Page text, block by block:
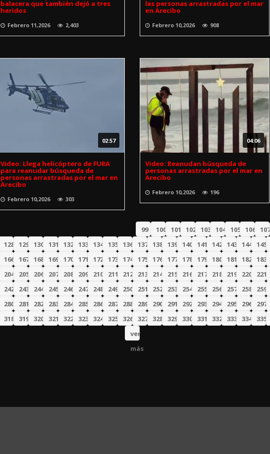
balacera que también dejó a tres
heridos
Febrero 11,2026 2,403
las personas arrastradas por el mar
en Arecibo
Febrero 10,2026 908
02:57
Video: Llega helicóptero de FURA
para reanudar búsqueda de
personas arrastradas por el mar en
Arecibo
Febrero 10,2026 303
04:06
Video: Reanudan búsqueda de
personas arrastradas por el mar en
Arecibo
Febrero 10,2026 196
99
100 101 102 103 104 105 106 107
128 129 130 131 132 133 134 135 136 137 138 139 140 141 142 143 144 145
166 167 168 169 170 171 172 173 174 175 176 177 178 179 180 181 182 183
204 205 206 207 208 209 210 211 212 213 214 215 216 217 218 219 220 221
242 243 244 245 246 247 248 249 250 251 252 253 254 255 256 257 258 259
280 281 282 283 284 285 286 287 288 289 290 291 292 293 294 295 296 297
318 319 320 321 322 323 324 325 326 327 328 329 330 331 332 333 334 335
ver
más